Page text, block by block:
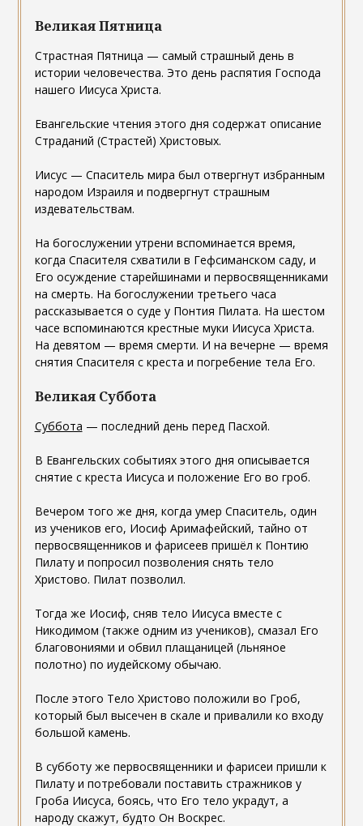
Великая Пятница
Страстная Пятница — самый страшный день в
истории человечества. Это день распятия Господа
нашего Иисуса Христа.
Евангельские чтения этого дня содержат описание
Страданий (Страстей) Христовых.
Иисус — Спаситель мира был отвергнут избранным
народом Израиля и подвергнут страшным
издевательствам.
На богослужении утрени вспоминается время,
когда Спасителя схватили в Гефсиманском саду, и
Его осуждение старейшинами и первосвященниками
на смерть. На богослужении третьего часа
рассказывается о суде у Понтия Пилата. На шестом
часе вспоминаются крестные муки Иисуса Христа.
На девятом — время смерти. И на вечерне — время
снятия Спасителя с креста и погребение тела Его.
Великая Суббота
Суббота — последний день перед Пасхой.
В Евангельских событиях этого дня описывается
снятие с креста Иисуса и положение Его во гроб.
Вечером того же дня, когда умер Спаситель, один
из учеников его, Иосиф Аримафейский, тайно от
первосвященников и фарисеев пришёл к Понтию
Пилату и попросил позволения снять тело
Христово. Пилат позволил.
Тогда же Иосиф, сняв тело Иисуса вместе с
Никодимом (также одним из учеников), смазал Его
благовониями и обвил плащаницей (льняное
полотно) по иудейскому обычаю.
После этого Тело Христово положили во Гроб,
который был высечен в скале и привалили ко входу
большой камень.
В субботу же первосвященники и фарисеи пришли к
Пилату и потребовали поставить стражников у
Гроба Иисуса, боясь, что Его тело украдут, а
народу скажут, будто Он Воскрес.